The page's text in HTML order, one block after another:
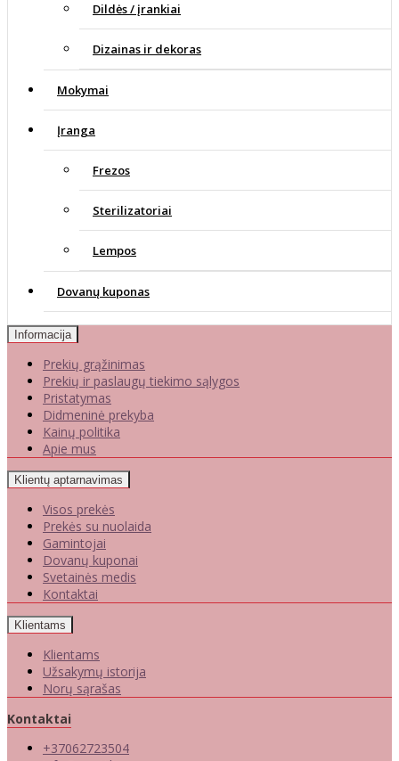
Dildės / įrankiai
Dizainas ir dekoras
Mokymai
Įranga
Frezos
Sterilizatoriai
Lempos
Dovanų kuponas
Informacija
Prekių grąžinimas
Prekių ir paslaugų tiekimo sąlygos
Pristatymas
Didmeninė prekyba
Kainų politika
Apie mus
Klientų aptarnavimas
Visos prekės
Prekės su nuolaida
Gamintojai
Dovanų kuponai
Svetainės medis
Kontaktai
Klientams
Klientams
Užsakymų istorija
Norų sąrašas
Kontaktai
+37062723504